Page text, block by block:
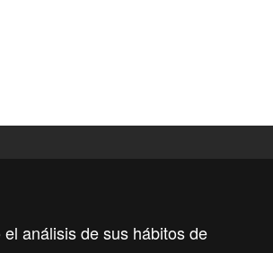
análisis de sus hábitos de